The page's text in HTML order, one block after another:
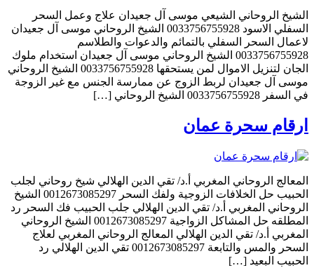
الشيخ الروحاني الشيعي موسى آل جعيدان علاج وعمل السحر
السفلي الاسود 0033756755928 الشيخ الروحاني موسى آل جعيدان
لاعمال السحر السفلي بالتمائم والدعوات والطلاسم
0033756755928 الشيخ الروحاني موسى آل جعيدان استخدام ملوك
الجان لتنزيل الاموال لمن يستحقها 0033756755928 الشيخ الروحاني
موسى آل جعيدان لربط الزوج عن ممارسة الجنس مع غير الزوجة
في السفر 0033756755928 الشيخ الروحاني […]
ارقام سحرة عمان
المعالج الروحاني المغربي أ.د/ تقي الدين الهلالي شيخ روحاني لجلب
الحبيب حل الخلافات الزوجية ولفك السحر 0012673085297 الشيخ
الروحاني المغربي أ.د/ تقي الدين الهلالي جلب الحبيب فك السحر رد
المطلقه حل المشاكل الزواجية 0012673085297 الشيخ الروحاني
المغربي أ.د/ تقي الدين الهلالي المعالج الروحاني المغربي لعلاج
السحر والمس والتابعة 0012673085297 تقي الدين الهلالي رد
الحبيب البعيد […]